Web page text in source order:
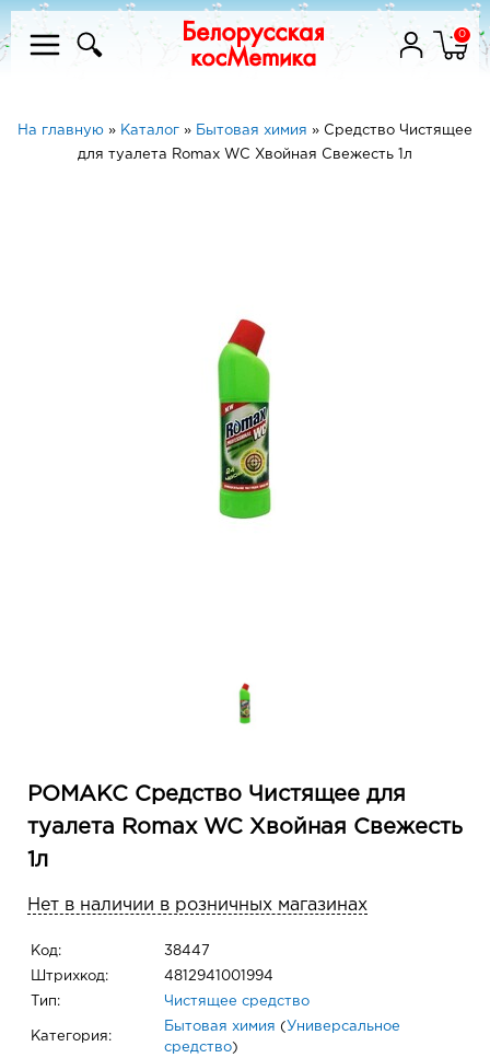
0
На главную » Каталог » Бытовая химия » Средство Чистящее
для туалета Romax WC Хвойная Свежесть 1л
РОМАКС Средство Чистящее для
туалета Romax WC Хвойная Свежесть
1л
Нет в наличии в розничных магазинах
Код: 38447
Штрихкод: 4812941001994
Тип: Чистящее средство
Категория:
Бытовая химия ( Универсальное
средство)